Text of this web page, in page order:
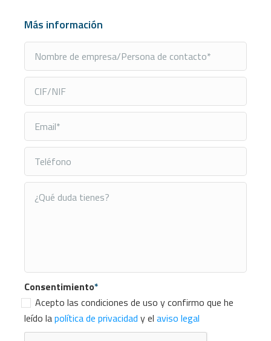
Más información
Consentimiento*
Acepto las condiciones de uso y confirmo que he
leído lapolítica de privacidad y el aviso legal